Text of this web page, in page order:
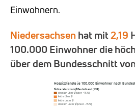
Einwohnern.
Niedersachsen hat mit2,19
100.000 Einwohner die
über dem Bundesschnitt
Hospizdienste je 100.000 Einwohner nach
Dichte relativ zum Ø Deutschland (1,33)
deutlich über Ø (über +15 %)
leicht über Ø
leicht unter Ø
deutlich unter Ø (unter −15 %)